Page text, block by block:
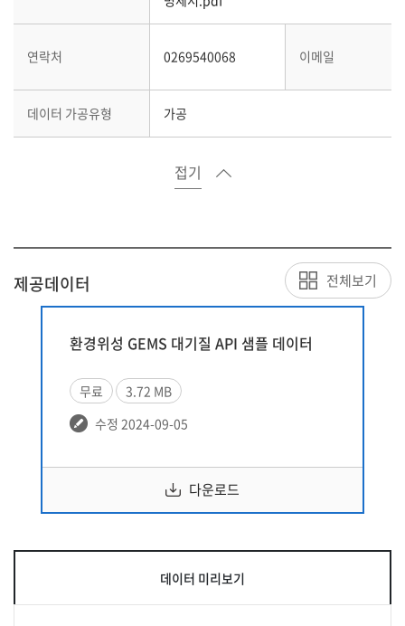
연락처 0269540068 이메일
데이터 가공유형 가공
접기
제공데이터
환경위성 GEMS 대기질 API 샘플 데이터
무료
3.72 MB
수정 2024-09-05
다운로드
전체보기
데이터 미리보기